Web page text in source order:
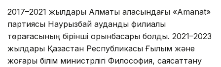
2017–2021 жылдары Алматы қаласындағы «Amanat»
партиясы Наурызбай аудандық филиалы
төрағасының бірінші орынбасары болды. 2021–2023
жылдары Қазақстан Республикасы Ғылым және
жоғары білім министрлігі Философия, саясаттану